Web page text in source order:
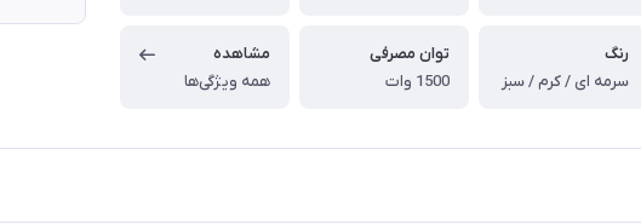
رنگ
سرمه ای / کرم / سبز
توان مصرفی
1500 وات
مشاهده
همه ویژگی‌ها